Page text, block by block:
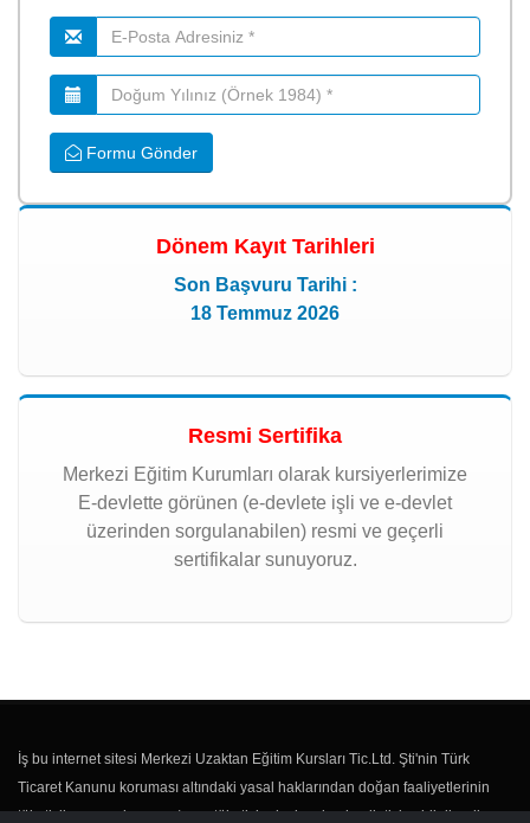
Formu Gönder
Dönem Kayıt Tarihleri
Son Başvuru Tarihi :
18 Temmuz 2026
Resmi Sertifika
Merkezi Eğitim Kurumları olarak kursiyerlerimize
E-devlette görünen (e-devlete işli ve e-devlet
üzerinden sorgulanabilen) resmi ve geçerli
sertifikalar sunuyoruz.
İş bu internet sitesi Merkezi Uzaktan Eğitim Kursları Tic.Ltd. Şti'nin Türk
Ticaret Kanunu koruması altındaki yasal haklarından doğan faaliyetlerinin
tüketicilere sunulması ve/veya tüketici adaylarıyla olan iletişim, bilgilendirme